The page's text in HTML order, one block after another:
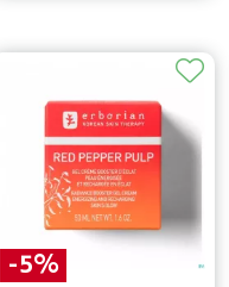
-5%